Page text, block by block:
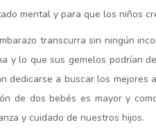
mental y para que los niños
transcurra sin ningún
y lo que sus gemelos podrían
a buscar los mejores
de dos bebés es mayor y
y cuidado de nuestros hijos.